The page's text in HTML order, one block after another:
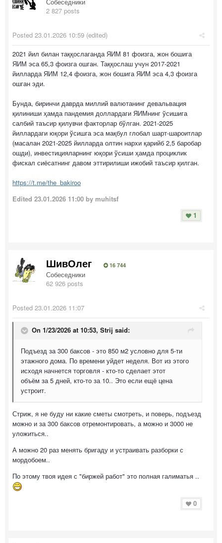
2 827 posts
Posted 23.01.2026 10:59 (edited)
2021 йил билан таққослаганда ЯИМ 81 фоизга, жон бошига
ЯИМ эса 65,3 фоизга ошган. Таққослаш учун 2017-2021
йилларда ЯИМ 12,4 фоизга, жон бошига ЯИМ эса 4,3 фоизга
ошган эди.
Бунда, биринчи даврда миллий валютанинг девальвация
қилиниши ҳамда пандемия доллардаги ЯИМнинг ўсишига
салбий таъсир қилувчи факторлар бўлган. 2021-2025
йиллардаги юқори ўсишга эса мақбул глобал шарт-шароитлар
(масалан 2021-2025 йилларда олтин нархи қарийб 2,5 баробар
ошди), инвестицияларнинг юқори ўсиши ҳамда проциклик
фискал сиёсатнинг давом эттирилиши ижобий таъсир қилган.
https://t.me/the_bakiroo
Edited 23.01.2026 11:00 by muhitsf
1
ШивОлег 16 744
Собеседники
62 926 posts
Posted 23.01.2026 11:07
On 1/23/2026 at 10:53, Strij said:
Подъезд за 300 баксов - это 850 м2 условно для 5-ти
этажного дома. По времени уйдет неделя. Вот из этого
исходя начнется торговля - кто-то сделает этот
объём за 5 дней, кто-то за 10.. Это если ещё цена
устроит.
Стриж, я не буду ни какие сметы смотреть, и поверь, подъезд
можно и за 300 баксов отремонтировать, а можно и 3000 не
уложиться..
А можно 20 раз менять бригаду и устраивать разборки с
мордобоем..
По этому твоя идея с "биржей работ" это полная галиматья ..
0